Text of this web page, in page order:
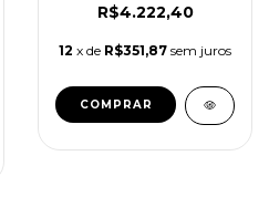
R$4.222,40
12 x de R$351,87 sem juros